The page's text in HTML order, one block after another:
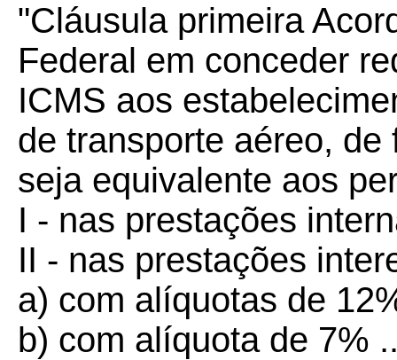
"Cláusula primeira
Federal em conceder
ICMS aos
de transporte aéreo,
seja equivalente aos
I - nas prestações
II - nas prestações
a) com alíquotas de
b) com alíquota de 7%